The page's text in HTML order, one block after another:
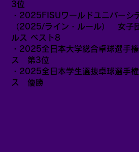
3位
・2025FISUワールドユニバーシ
（2025/ライン・ルール） 女子
ルス ベスト8
・2025全日本大学総合卓球選手
ス 第3位
・2025全日本学生選抜卓球選手
ス 優勝